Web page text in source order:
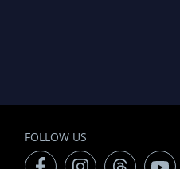
FOLLOW US